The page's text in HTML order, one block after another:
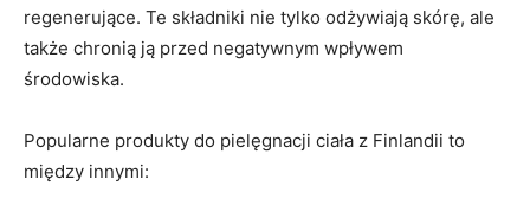
regenerujące.​ Te składniki nie tylko odżywiają skórę, ale
także chronią ją ‍przed negatywnym wpływem
środowiska.
Popularne produkty do pielęgnacji ciała z Finlandii to
między innymi: